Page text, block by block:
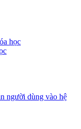
học
người dùng vào hệ